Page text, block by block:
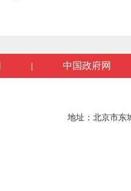
| 中国政府网
地址：北京市东